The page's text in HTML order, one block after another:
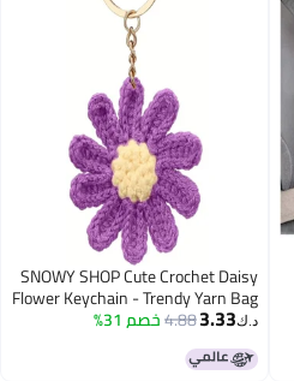
SNOWY SHOP Cute Crochet Daisy
Flower Keychain - Trendy Yarn Bag
Charm for Girls, Teens & Women |
Handmade Aesthetic Purse
Accessory & Gift (Purple)
د.ك‏3.33
4.88خصم 31%